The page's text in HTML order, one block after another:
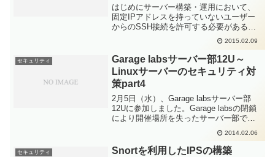
はじめにサーバー構築・運用において、
固定IPアドレスを持っていないユーザー
からのSSH接続を許可する必要があるた
めに、SSHのアクセス元IPアドレスを限
定できないケースはわりとよくあると思
います。公開鍵認証を必須とする、ポー
ト番号を変更する...
2015.02.09
セキュリティ
Garage labsサーバー部12U～
Linuxサーバーのセキュリティ対
策part4
2月5日（水）、Garage labsサーバー部
12Uに参加しました。Garage labsの閉鎖
により開催場所を失ったサーバー部です
が、今回から、インフィニットループさ
んの会議室を無料でお借りして開催する
ことになりました。インフィニットル...
2014.02.06
セキュリティ Snortを利用したIPSの構築